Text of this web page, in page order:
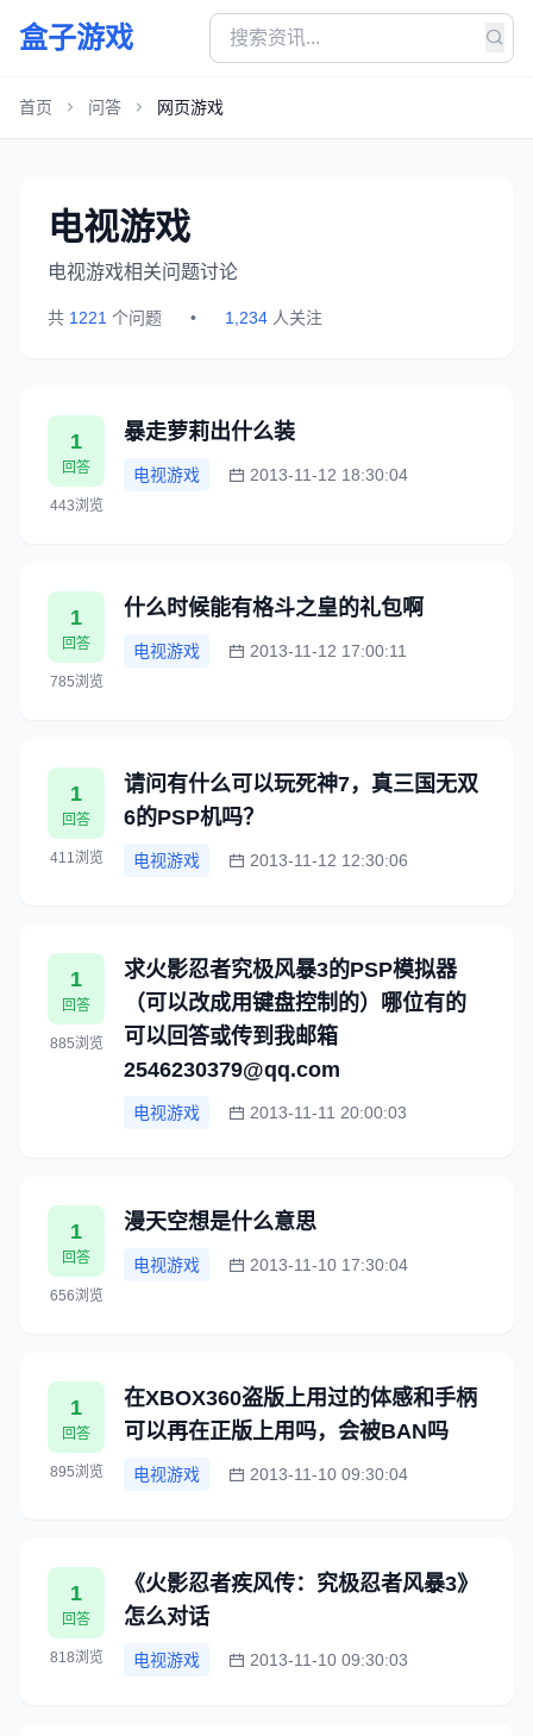
盒子游戏
首页 问答 网页游戏
电视游戏
电视游戏相关问题讨论
共 1221 个问题 • 1,234 人关注
1
回答
443浏览
暴走萝莉出什么装
电视游戏 2013-11-12 18:30:04
1
回答
785浏览
什么时候能有格斗之皇的礼包啊
电视游戏 2013-11-12 17:00:11
1
回答
411浏览
请问有什么可以玩死神7，真三国无双
6的PSP机吗？
电视游戏 2013-11-12 12:30:06
1
回答
885浏览
求火影忍者究极风暴3的PSP模拟器
（可以改成用键盘控制的）哪位有的
可以回答或传到我邮箱
2546230379@qq.com
电视游戏 2013-11-11 20:00:03
1
回答
656浏览
漫天空想是什么意思
电视游戏 2013-11-10 17:30:04
1
回答
895浏览
在XBOX360盗版上用过的体感和手柄
可以再在正版上用吗，会被BAN吗
电视游戏 2013-11-10 09:30:04
1
回答
818浏览
《火影忍者疾风传：究极忍者风暴3》
怎么对话
电视游戏 2013-11-10 09:30:03